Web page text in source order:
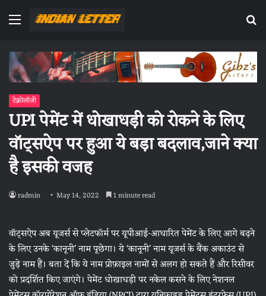
Menu
टेक्नोलॉजी
UPI पेमेंट में धोखाधड़ी को रोकने के लिए
वॉट्सऐप पर हुआ ये बड़ा बदलाव,जाने क्या
है इसकी वजह
radmin May 14, 2022 1 minute read
वॉट्सऐप अब यूजर्स से प्लेटफॉर्म पर यूपीआई-आधारित पेमेंट के लिए आगे बढ़ने
के लिए उनके ‘कानूनी’ नाम पूछेगा। ये ‘कानूनी’ नाम यूजर्स के बैंक अकाउंट से
जुड़े नाम हैं। बता दें कि ये नाम प्रोफ़ाइल नामों से अलग हो सकते हैं और रिसीवर
को प्रदर्शित किए जाएंगे। पेमेंट धोखाधड़ी पर नकेल कसने के लिए नेशनल